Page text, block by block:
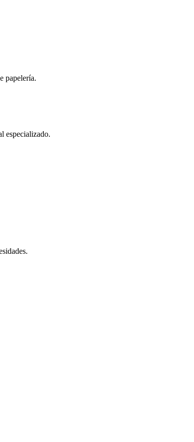
papelería.
especializado.